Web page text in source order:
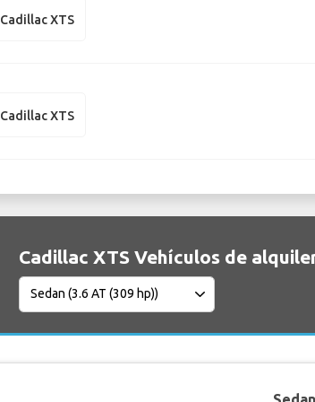
Cadillac XTS
Cadillac XTS
Cadillac XTS Vehículos de